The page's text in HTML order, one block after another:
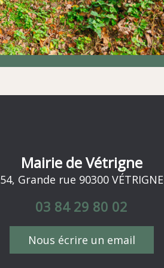
Mairie de Vétrigne
54, Grande rue 90300 VÉTRIGNE
03 84 29 80 02
Nous écrire un email